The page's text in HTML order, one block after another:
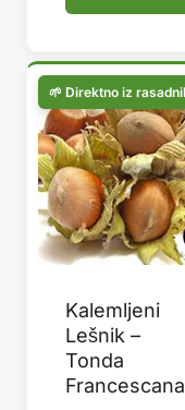
Kalemljeni
Lešnik –
Tonda
Francescana